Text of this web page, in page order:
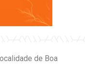
de Boa